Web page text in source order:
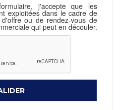
j'accepte que les
exploitées dans le cadre de
ou de rendez-vous de
qui peut en découler.